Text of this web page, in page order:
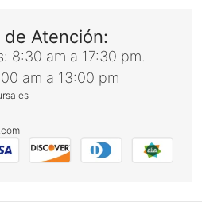
de Atención:
8:30 am a 17:30 pm.
am a 13:00 pm